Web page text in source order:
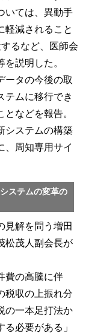
いては、異動手
軽減されること
るなど、医師会
説明した。
ータの今後の取
テムに移行でき
などを報告。
システムの構築
、周知専用サイ
ステムの変革の
解を問う増田
松茂人副会長が
費の高騰に伴
税収の上振れ分
の一本足打法か
必要がある」